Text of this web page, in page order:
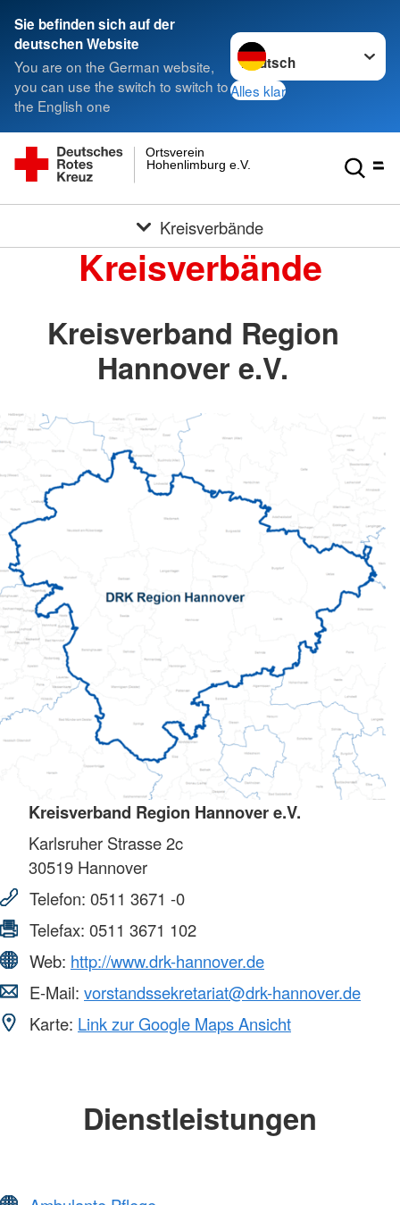
Sie befinden sich auf der
deutschen Website
You are on the German website,
you can use the switch to switch to
the English one
Sprache wechseln zu
Alles klar
Hohenlimburg e.V.
Ortsverein
Kreisverbände
Kreisverbände
Kreisverband Region
Hannover e.V.
Kreisverband Region Hannover e.V.
Karlsruher Strasse 2c
30519 Hannover
Telefon: 0511 3671 -0
Telefax: 0511 3671 102
Web: http://www.drk-hannover.de
E-Mail: vorstandssekretariat@drk-hannover.de
Karte: Link zur Google Maps Ansicht
Dienstleistungen